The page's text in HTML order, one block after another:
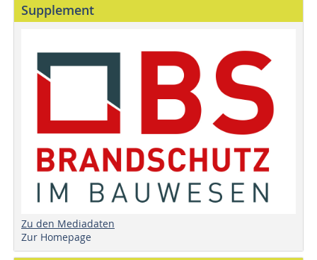
Supplement
Zu den Mediadaten
Zur Homepage